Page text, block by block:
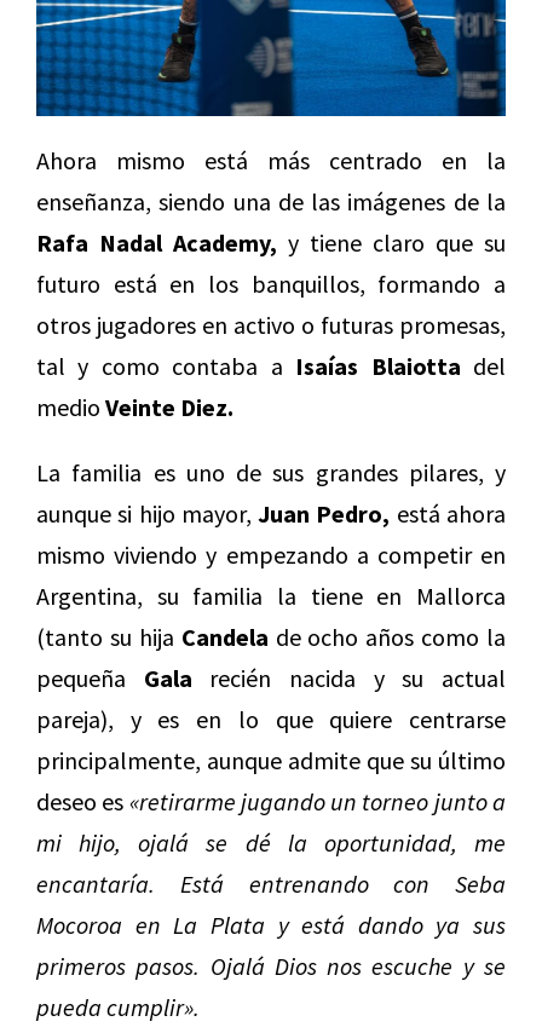
Ahora mismo está más centrado en la
enseñanza, siendo una de las imágenes de la
Rafa Nadal Academy, y tiene claro que su
futuro está en los banquillos, formando a
otros jugadores en activo o futuras promesas,
tal y como contaba a Isaías Blaiotta del
medio Veinte Diez.
La familia es uno de sus grandes pilares, y
aunque si hijo mayor,Juan Pedro, está ahora
mismo viviendo y empezando a competir en
Argentina, su familia la tiene en Mallorca
(tanto su hija Candela de ocho años como la
pequeña Gala recién nacida y su actual
pareja), y es en lo que quiere centrarse
principalmente, aunque admite que su último
deseo es «retirarme jugando un torneo junto a
mi hijo, ojalá se dé la oportunidad, me
encantaría. Está entrenando con Seba
Mocoroa en La Plata y está dando ya sus
primeros pasos. Ojalá Dios nos escuche y se
pueda cumplir».